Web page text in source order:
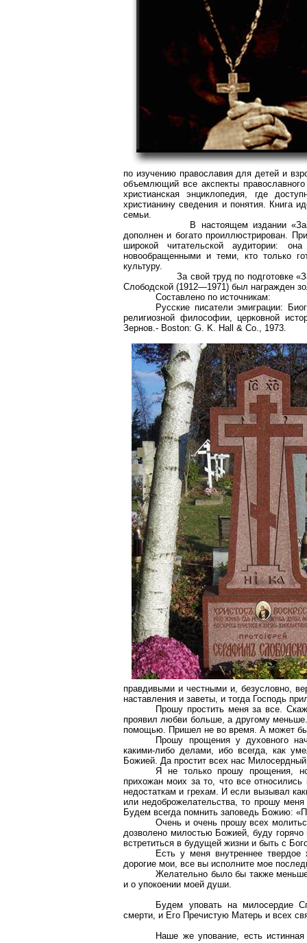
по изучению православия для детей и
объемлющий все акспекты
христианская энциклопедия, где
христианину сведения и понятия. Книга
семьи.
В настоящем издании
дополнен и богато проиллюстрирован.
широкой читательской аудитории:
новообращенными и теми, кто только
культуру.
За свой труд по подготовке
Слободской (1912—1971) был награжден
Составлено по источникам:
Русские писатели эмиграции:
религиозной философии, церковной
Зернов.- Boston: G. K. Hall & Co., 1973.
правдивыми и честными и, безусловно,
наставления и заветы, и тогда Господь
Прошу простить меня за все.
проявил любви больше, а другому
помощью. Пришел не во время. А может
Прошу прощения у духовного
какими-либо делами, ибо всегда, как
Божией. Да простит всех нас
Я не только прошу прощения,
прихожан моих за то, что все
недостаткам и грехам. И если вызывал
или недоброжелательства, то прошу
Будем всегда помнить заповедь Божию:
Очень и очень прошу всех
дозволено милостью Божией, буду
встретиться в будущей жизни и быть с
Есть у меня внутреннее
дорогие мои, все вы исполните мое
Желательно было бы также
и о упокоении моей души.
Будем уповать на милосердие
смерти, и Его Пречистую Матерь и всех
Наше же упование, есть